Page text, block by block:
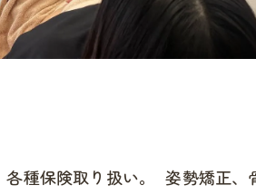
種保険取り扱い。 姿勢矯正